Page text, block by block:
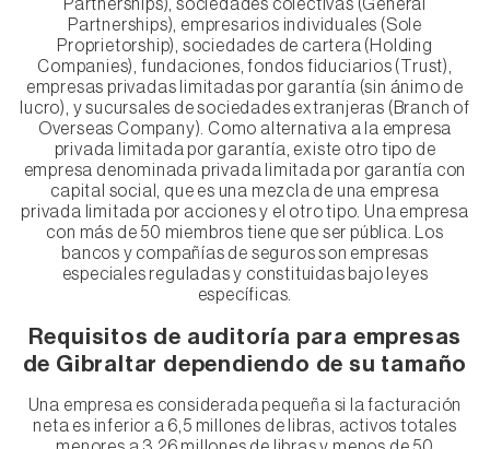
Partnerships), sociedades colectivas (General
Partnerships), empresarios individuales (Sole
Proprietorship), sociedades de cartera (Holding
Companies), fundaciones, fondos fiduciarios (Trust),
empresas privadas limitadas por garantía (sin ánimo de
lucro), y sucursales de sociedades extranjeras (Branch of
Overseas Company). Como alternativa a la empresa
privada limitada por garantía, existe otro tipo de
empresa denominada privada limitada por garantía con
capital social, que es una mezcla de una empresa
privada limitada por acciones y el otro tipo. Una empresa
con más de 50 miembros tiene que ser pública. Los
bancos y compañías de seguros son empresas
especiales reguladas y constituidas bajo leyes
específicas.
Requisitos de auditoría para empresas
de Gibraltar dependiendo de su tamaño
Una empresa es considerada pequeña si la facturación
neta es inferior a 6,5 millones de libras, activos totales